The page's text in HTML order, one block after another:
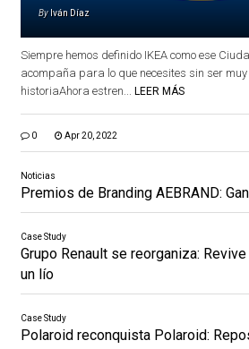
By Iván Díaz
Siempre hemos definido IKEA como ese
acompaña para lo que necesites sin ser
historiaAhora estren... LEER MÁS
0 Apr 20, 2022
Noticias
Premios de Branding AEBRAND:
Case Study
Grupo Renault se reorganiza:
un lío
Case Study
Polaroid reconquista Polaroid: